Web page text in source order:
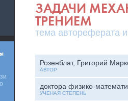
ЗАДАЧИ
ТРЕНИЕМ
тема автореферата
Розенблат, Григорий
АВТОР
доктора физико-
УЧЕНАЯ СТЕПЕНЬ